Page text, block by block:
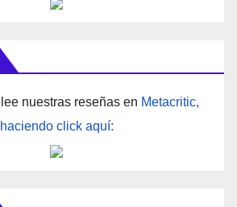
nuestras reseñas en Metacritic,
haciendo click aquí: